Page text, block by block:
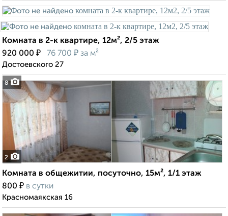
8
Комната в 2-к квартире, 12м², 2/5 этаж
920 000 ₽ 76 700 ₽ за м²
Достоевского 27
2
Комната в общежитии, посуточно, 15м², 1/1 этаж
800 ₽ в сутки
Красномаякская 16